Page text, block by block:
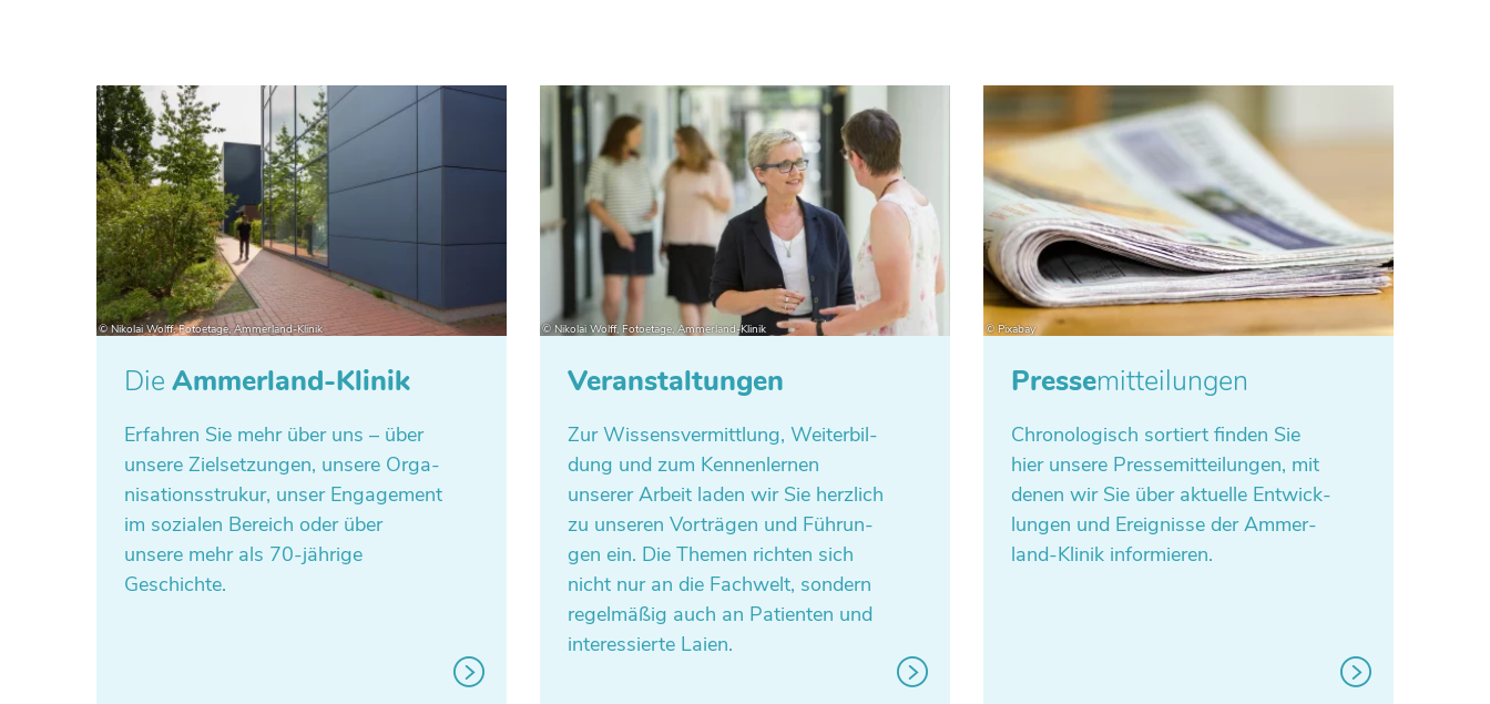
Die Ammerland-Klinik
Erfah­ren Sie mehr über uns – über
unsere Ziel­set­zun­gen, unsere Orga­
ni­sa­ti­ons­stru­kur, unser Enga­ge­ment
im sozia­len Bereich oder über
unsere mehr als 70-jährige
Geschichte.
Veranstaltungen
Zur Wis­sens­ver­mitt­lung, Wei­ter­bil­
dung und zum Ken­nen­ler­nen
unserer Arbeit laden wir Sie herz­lich
zu unseren Vor­trä­gen und Füh­run­
gen ein. Die Themen richten sich
nicht nur an die Fach­welt, sondern
regel­mä­ßig auch an Pati­en­ten und
inter­es­sierte Laien.
Pressemitteilungen
Chro­no­lo­gisch sor­tiert finden Sie
hier unsere Pres­se­mit­tei­lun­gen, mit
denen wir Sie über aktu­elle Ent­wick­
lun­gen und Ereig­nisse der Ammer­
land-Klinik informieren.